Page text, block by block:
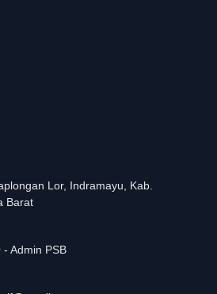
Lor, Indramayu, Kab.
Barat
Admin PSB